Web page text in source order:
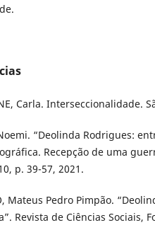
Carla. Interseccionalidade.
“Deolinda Rodrigues:
Recepção de uma
p. 39-57, 2021.
Mateus Pedro Pimpão.
Revista de Ciências Sociais,